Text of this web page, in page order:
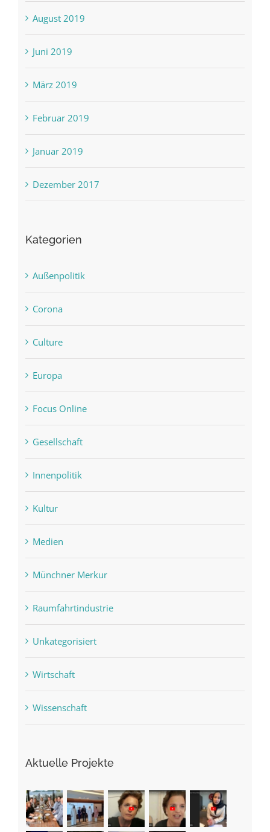
August 2019
Juni 2019
März 2019
Februar 2019
Januar 2019
Dezember 2017
Kategorien
Außenpolitik
Corona
Culture
Europa
Focus Online
Gesellschaft
Innenpolitik
Kultur
Medien
Münchner Merkur
Raumfahrtindustrie
Unkategorisiert
Wirtschaft
Wissenschaft
Aktuelle Projekte